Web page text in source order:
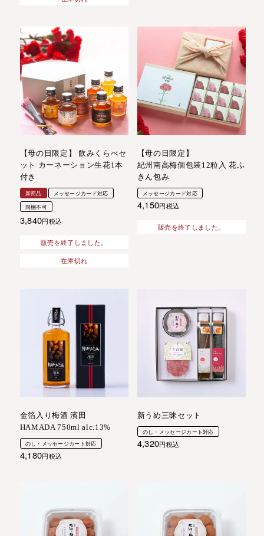
【母の日限定】 飲みくらべセ
ット カーネーション生花1本
付き
新商品
メッセージカード対応
同梱不可
3,840 税込
販売を終了しました。
在庫切れ
【母の日限定】
紀州南高梅個包装12粒入 花ふ
きん包み
メッセージカード対応
4,150 税込
販売を終了しました。
金箔入り梅酒 濱田
HAMADA 750ml alc.13%
のし・メッセージカート対応
4,180 税込
新うめ三昧セット
のし・メッセージカート対応
4,320 税込